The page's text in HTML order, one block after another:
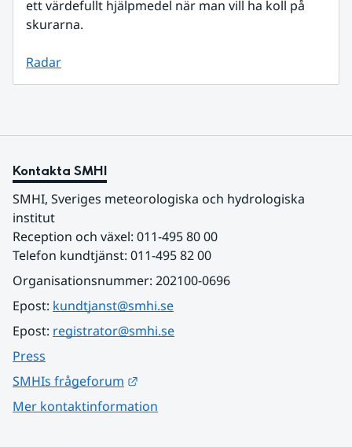
ett värdefullt hjälpmedel när man vill ha koll på
skurarna.
Radar
Kontakta SMHI
SMHI, Sveriges meteorologiska och hydrologiska
institut
Reception och växel: 011-495 80 00
Telefon kundtjänst: 011-495 82 00
Organisationsnummer: 202100-0696
Epost: kundtjanst@smhi.se
Epost: registrator@smhi.se
Press
SMHIs frågeforum
Mer kontaktinformation